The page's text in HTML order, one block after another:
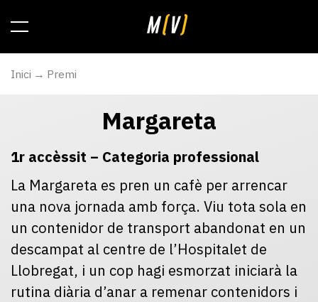
Inici Premi
Margareta
1r accèssit – Categoria professional
La Margareta es pren un cafè per arrencar
una nova jornada amb força. Viu tota sola en
un contenidor de transport abandonat en un
descampat al centre de l’Hospitalet de
Llobregat, i un cop hagi esmorzat iniciarà la
rutina diària d’anar a remenar contenidors i